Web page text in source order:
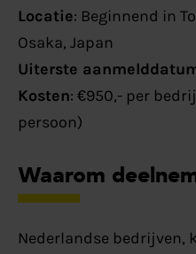
Locatie: Beginnend in
Osaka, Japan
Uiterste
Kosten: €950,- per
persoon)
Waarom
Nederlandse bedrijven,